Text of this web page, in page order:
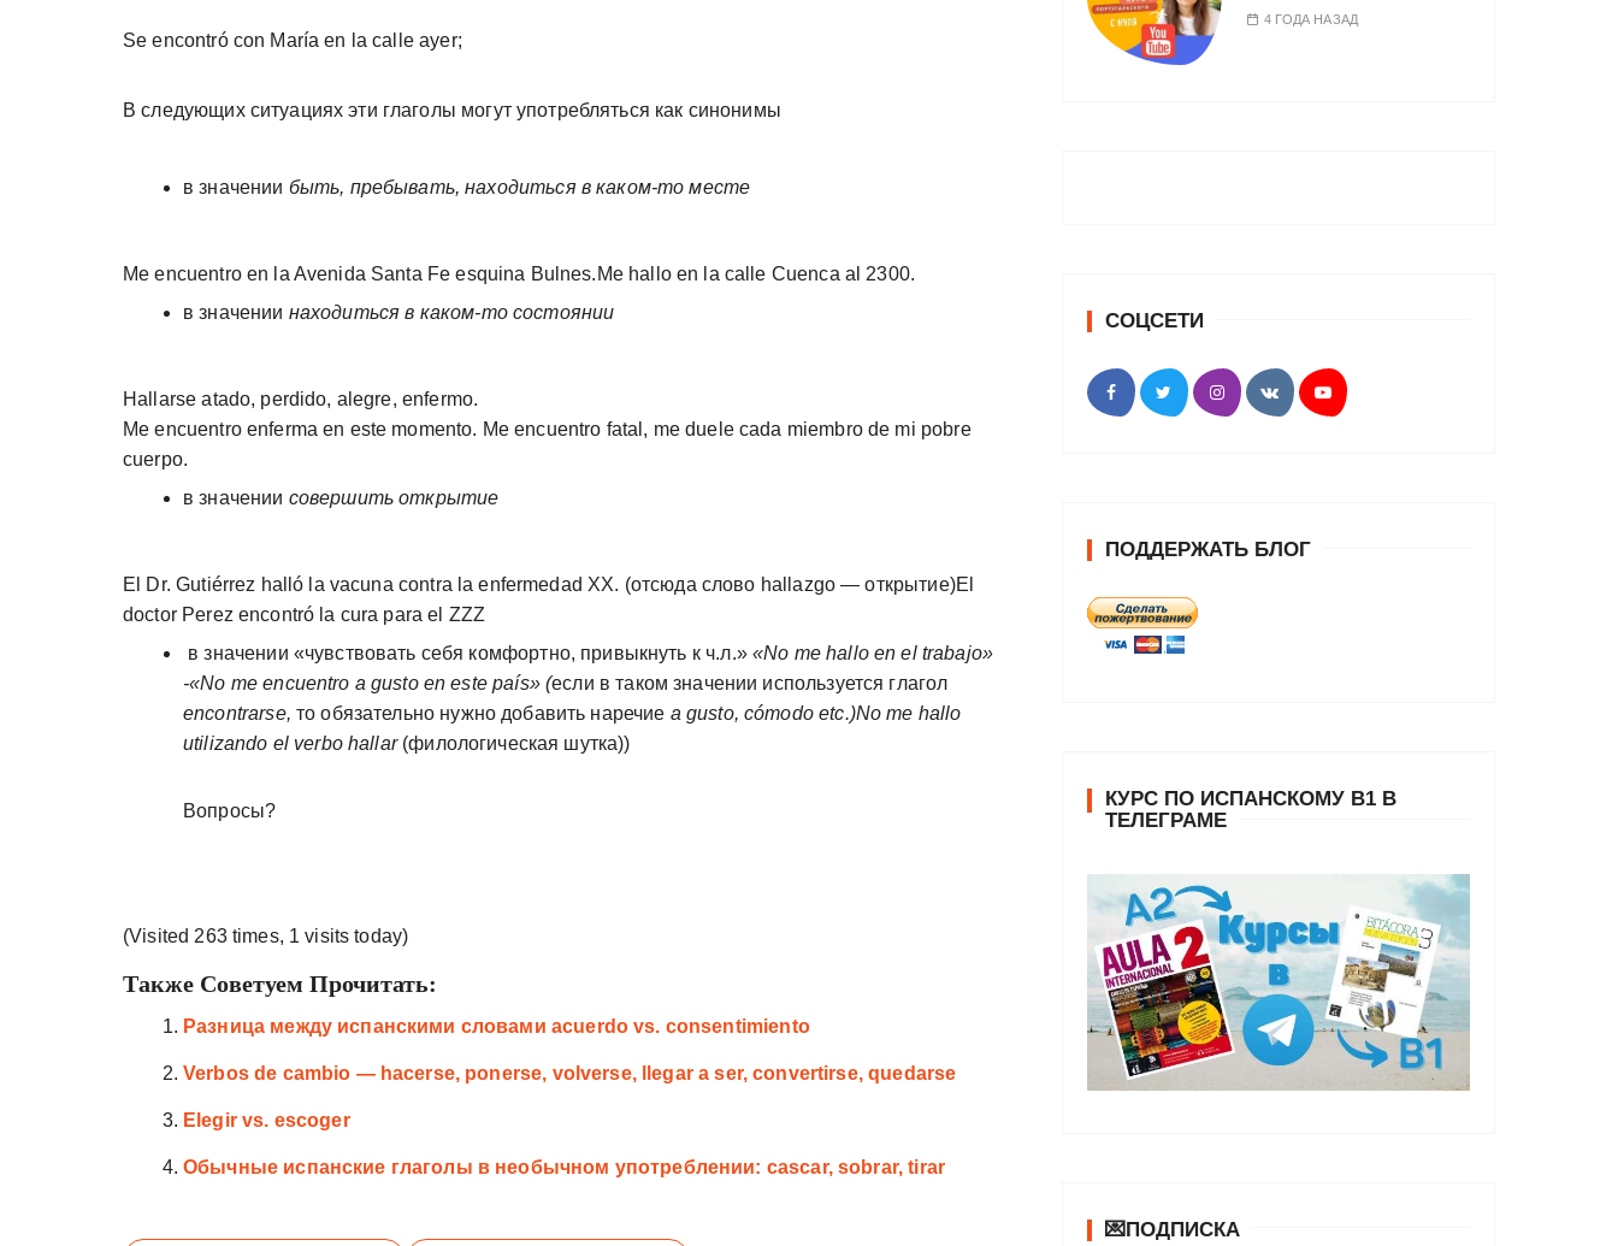
Se encontró con María en la calle ayer;
В следующих ситуациях эти глаголы могут употребляться как синонимы
в значении быть, пребывать, находиться в каком-то месте
Me encuentro en la Avenida Santa Fe esquina Bulnes.Me hallo en la calle Cuenca al 2300.
в значении находиться в каком-то состоянии
Hallarse atado, perdido, alegre, enfermo.
Me encuentro enferma en este momento. Me encuentro fatal, me duele cada miembro de mi pobre
cuerpo.
в значении совершить открытие
El Dr. Gutiérrez halló la vacuna contra la enfermedad XX. (отсюда слово hallazgo — открытие)El
doctor Perez encontró la cura para el ZZZ
в значении «чувствовать себя комфортно, привыкнуть к ч.л.»«No me hallo en el trabajo»
-«No me encuentro a gusto en este país» (если в таком значении используется глагол
encontrarse, то обязательно нужно добавить наречие a gusto, cómodo etc.)No me hallo
utilizando el verbo hallar (филологическая шутка))
Вопросы?
(Visited 263 times, 1 visits today)
Также Советуем Прочитать:
Разница между испанскими словами acuerdo vs. consentimiento
Verbos de cambio — hacerse, ponerse, volverse, llegar a ser, convertirse, quedarse
Elegir vs. escoger
Обычные испанские глаголы в необычном употреблении: cascar, sobrar, tirar
4 ГОДА НАЗАД
СОЦСЕТИ
ПОДДЕРЖАТЬ БЛОГ
КУРС ПО ИСПАНСКОМУ В1 В
ТЕЛЕГРАМЕ
💌ПОДПИСКА